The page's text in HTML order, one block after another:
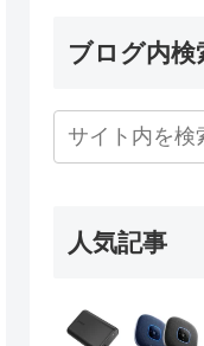
ブログ内検
人気記事